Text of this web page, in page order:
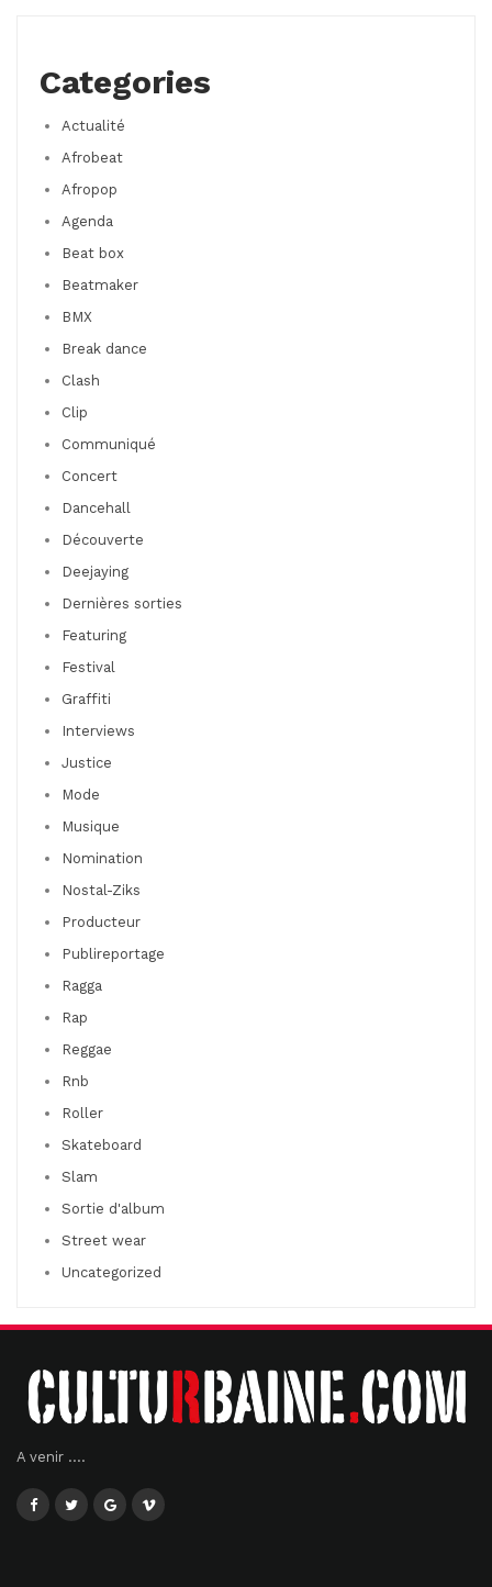
Categories
Actualité
Afrobeat
Afropop
Agenda
Beat box
Beatmaker
BMX
Break dance
Clash
Clip
Communiqué
Concert
Dancehall
Découverte
Deejaying
Dernières sorties
Featuring
Festival
Graffiti
Interviews
Justice
Mode
Musique
Nomination
Nostal-Ziks
Producteur
Publireportage
Ragga
Rap
Reggae
Rnb
Roller
Skateboard
Slam
Sortie d'album
Street wear
Uncategorized
A venir ....